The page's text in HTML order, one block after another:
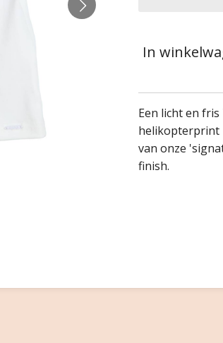
In
Een licht en
helikopterprint
van onze
finish.